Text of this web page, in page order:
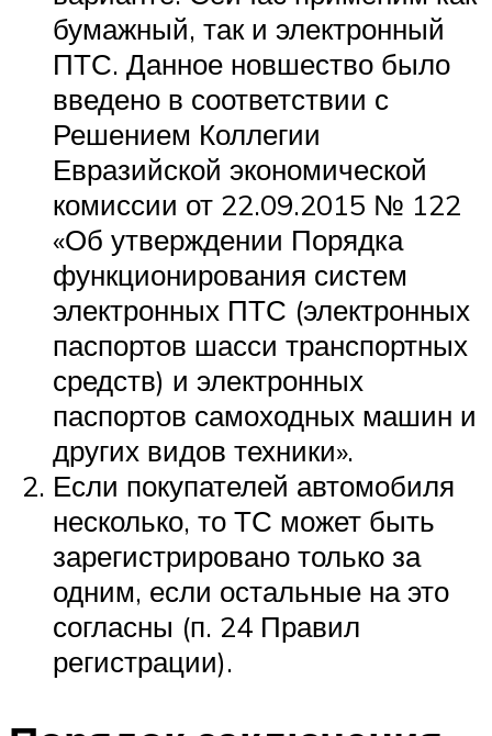
бумажный, так и электронный
ПТС. Данное новшество было
введено в соответствии с
Решением Коллегии
Евразийской экономической
комиссии от 22.09.2015 № 122
«Об утверждении Порядка
функционирования систем
электронных ПТС (электронных
паспортов шасси транспортных
средств) и электронных
паспортов самоходных машин и
других видов техники».
Если покупателей автомобиля
несколько, то ТС может быть
зарегистрировано только за
одним, если остальные на это
согласны (п. 24 Правил
регистрации).